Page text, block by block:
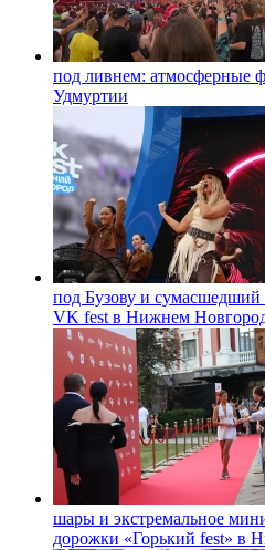
под ливнем: атмосферные
Удмуртии
под Бузову и сумасшедший
VK fest в Нижнем
шары и экстремальное
дорожки «Горький fest» в